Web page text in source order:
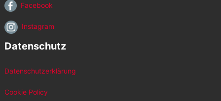
Facebook
Instagram
Datenschutz
Datenschutzerklärung
Cookie Policy